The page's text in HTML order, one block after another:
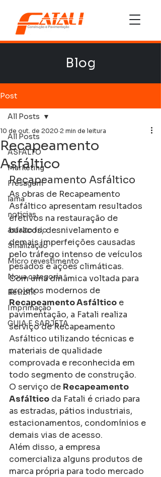
Blog
Post
All Posts
ASFALTO
Marketing
Fresagem
lama
noticias
asfalto frio
Sinalização
Micro revestimento
Nova categoria
Retrofit
Imprimação
GUIA E SARJETA
All Posts
Recapeamento
Asfáltico
10 de out. de 2020 2 min de leitura
Recapeamento Asfáltico
As obras de Recapeamento
Asfáltico apresentam resultados
efetivos na restauração de
buracos, desnivelamento e
demais imperfeições causadas
pelo tráfego intenso de veículos
pesados e ações climáticas.
Com uma dinâmica voltada para
projetos modernos de
Recapeamento Asfáltico e
pavimentação, a Fatali realiza
serviço de Recapeamento
Asfáltico utilizando técnicas e
materiais de qualidade
comprovada e reconhecida em
todo segmento de construção.
O serviço de Recapeamento
Asfáltico da Fatali é criado para
as estradas, pátios industriais,
estacionamentos, condomínios e
demais vias de acesso.
Além disso, a empresa
comercializa alguns produtos de
marca própria para todo mercado